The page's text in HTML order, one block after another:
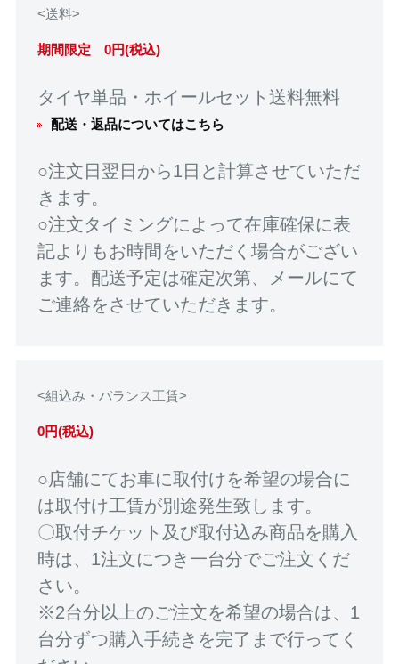
<送料>
期間限定 0円(税込)
タイヤ単品・ホイールセット送料無料
配送・返品についてはこちら
○注文日翌日から1日と計算させていただ
きます。
○注文タイミングによって在庫確保に表
記よりもお時間をいただく場合がござい
ます。配送予定は確定次第、メールにて
ご連絡をさせていただきます。
<組込み・バランス工賃>
0円(税込)
○店舗にてお車に取付けを希望の場合に
は取付け工賃が別途発生致します。
〇取付チケット及び取付込み商品を購入
時は、1注文につき一台分でご注文くだ
さい。
※2台分以上のご注文を希望の場合は、1
台分ずつ購入手続きを完了まで行ってく